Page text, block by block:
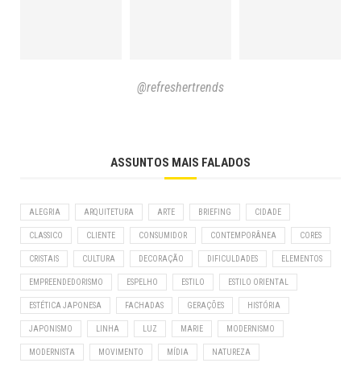
@refreshertrends
ASSUNTOS MAIS FALADOS
ALEGRIA ARQUITETURA ARTE BRIEFING CIDADE
CLASSICO CLIENTE CONSUMIDOR CONTEMPORÂNEA CORES
CRISTAIS CULTURA DECORAÇÃO DIFICULDADES ELEMENTOS
EMPREENDEDORISMO ESPELHO ESTILO ESTILO ORIENTAL
ESTÉTICA JAPONESA FACHADAS GERAÇÕES HISTÓRIA
JAPONISMO LINHA LUZ MARIE MODERNISMO
MODERNISTA MOVIMENTO MÍDIA NATUREZA